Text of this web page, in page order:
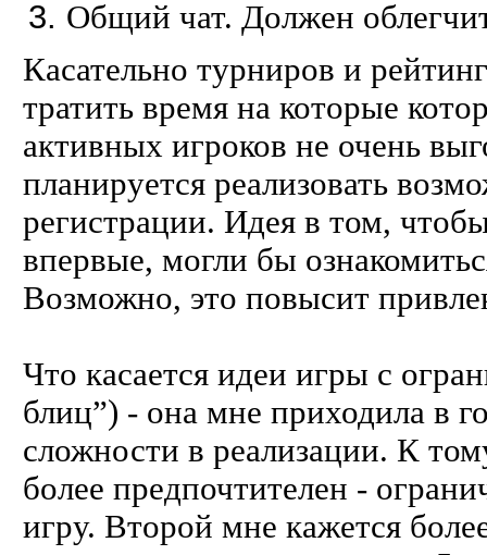
Общий чат. Должен
Касательно турниров и
тратить время на которые
активных игроков не очень
планируется реализовать
регистрации. Идея в том,
впервые, могли бы
Возможно, это повысит
Что касается идеи игры с
блиц”) - она мне приходила в
сложности в реализации. К
более предпочтителен -
игру. Второй мне кажется